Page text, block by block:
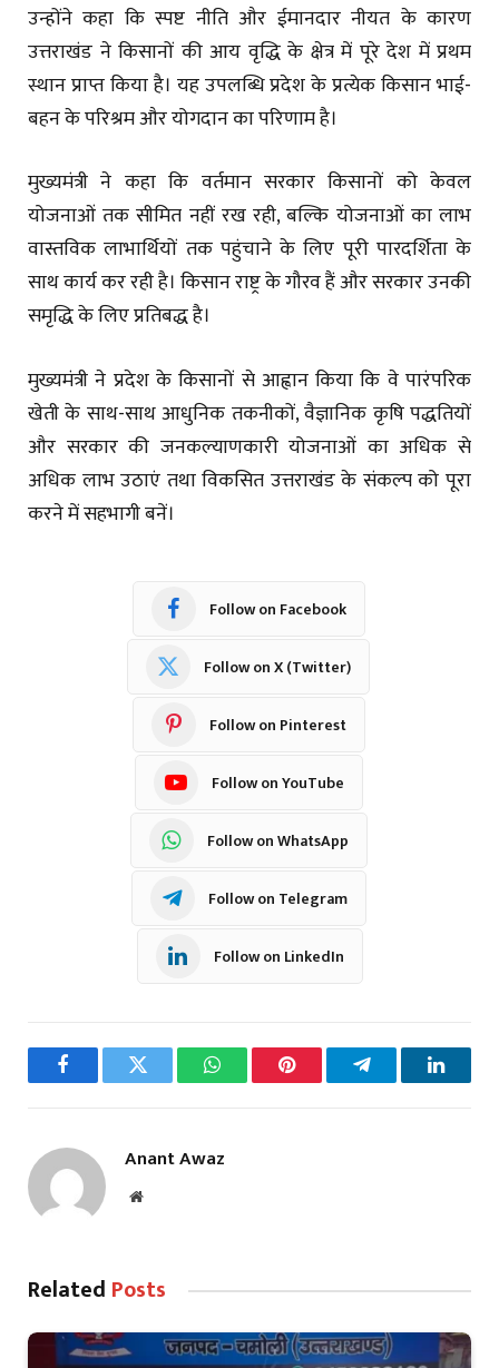
उन्होंने कहा कि स्पष्ट नीति और ईमानदार नीयत के कारण
उत्तराखंड ने किसानों की आय वृद्धि के क्षेत्र में पूरे देश में प्रथम
स्थान प्राप्त किया है। यह उपलब्धि प्रदेश के प्रत्येक किसान भाई-
बहन के परिश्रम और योगदान का परिणाम है।
मुख्यमंत्री ने कहा कि वर्तमान सरकार किसानों को केवल
योजनाओं तक सीमित नहीं रख रही, बल्कि योजनाओं का लाभ
वास्तविक लाभार्थियों तक पहुंचाने के लिए पूरी पारदर्शिता के
साथ कार्य कर रही है। किसान राष्ट्र के गौरव हैं और सरकार उनकी
समृद्धि के लिए प्रतिबद्ध है।
मुख्यमंत्री ने प्रदेश के किसानों से आह्वान किया कि वे पारंपरिक
खेती के साथ-साथ आधुनिक तकनीकों, वैज्ञानिक कृषि पद्धतियों
और सरकार की जनकल्याणकारी योजनाओं का अधिक से
अधिक लाभ उठाएं तथा विकसित उत्तराखंड के संकल्प को पूरा
करने में सहभागी बनें।
Follow on Facebook
Follow on X (Twitter)
Follow on Pinterest
Follow on YouTube
Follow on WhatsApp
Follow on Telegram
Follow on LinkedIn
FacebookTwitter WhatsAppPinterest Telegram
Anant Awaz
Website
Related Posts